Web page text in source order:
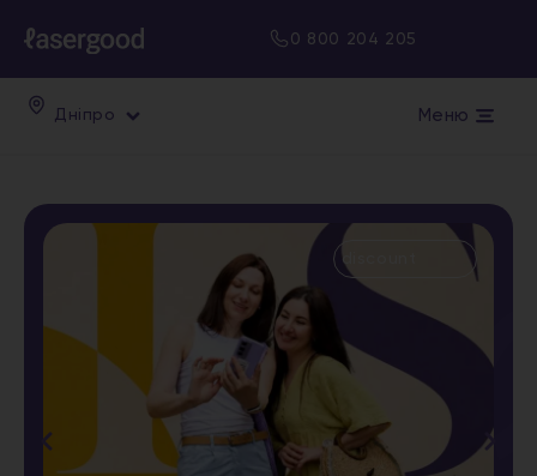
0 800 204 205
Дніпро Меню
discount